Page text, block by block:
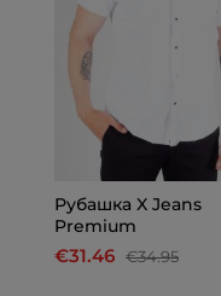
Рубашка X Jeans
Premium
€31.46 €34.95